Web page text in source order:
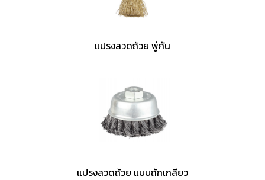
แปรงลวดถ้วย พู่กัน
แปรงลวดถ้วย แบบถักเกลียว